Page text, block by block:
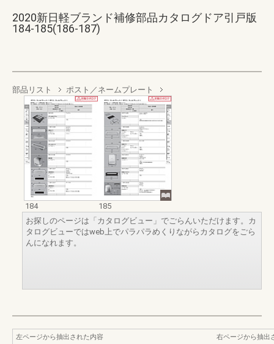
2020新日軽ブランド補修部品カタログドア引戸版
184-185(186-187)
部品リスト ポスト／ネームプレート
184
185
お探しのページは「カタログビュー」でごらんいただけます。カ
タログビューではweb上でパラパラめくりながらカタログをごら
んになれます。
左ページから抽出された内容
右ページから抽出